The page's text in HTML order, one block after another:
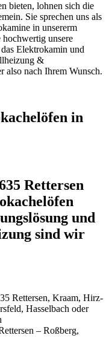
bieten, lohnen sich die
Sie sprechen uns als
in unsererm
hochwertig unsere
Elektrokamin und
&
also nach Ihrem Wunsch.
in
Rettersen
und
sind wir
Rettersen, Kraam, Hirz-
Hasselbach oder
– Roßberg,